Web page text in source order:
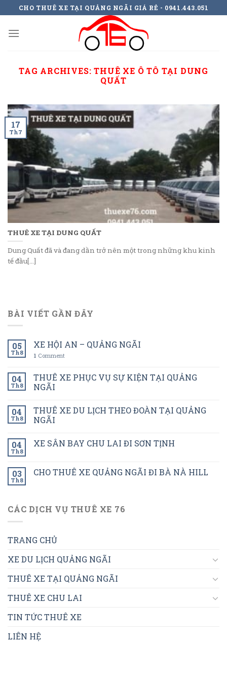
to
content
CHO THUÊ XE TẠI QUẢNG NGÃI GIÁ RẺ - 0941.443.051
TAG ARCHIVES:THUÊ XE Ô TÔ TẠI DUNG
QUẤT
THUÊ XE TẠI DUNG QUẤT
Dung Quất đã và đang dần trở nên một trong những khu kinh
tế đầu[...]
17
Th7
BÀI VIẾT GẦN ĐÂY
05
Th8
XE HỘI AN – QUẢNG NGÃI
1 Comment
04
Th8
THUÊ XE PHỤC VỤ SỰ KIỆN TẠI QUẢNG
NGÃI
04
Th8
THUÊ XE DU LỊCH THEO ĐOÀN TẠI QUẢNG
NGÃI
04
Th8
XE SÂN BAY CHU LAI ĐI SƠN TỊNH
03
Th8
CHO THUÊ XE QUẢNG NGÃI ĐI BÀ NÀ HILL
CÁC DỊCH VỤ THUÊ XE 76
TRANG CHỦ
XE DU LỊCH QUẢNG NGÃI
THUÊ XE TẠI QUẢNG NGÃI
THUÊ XE CHU LAI
TIN TỨC THUÊ XE
LIÊN HỆ